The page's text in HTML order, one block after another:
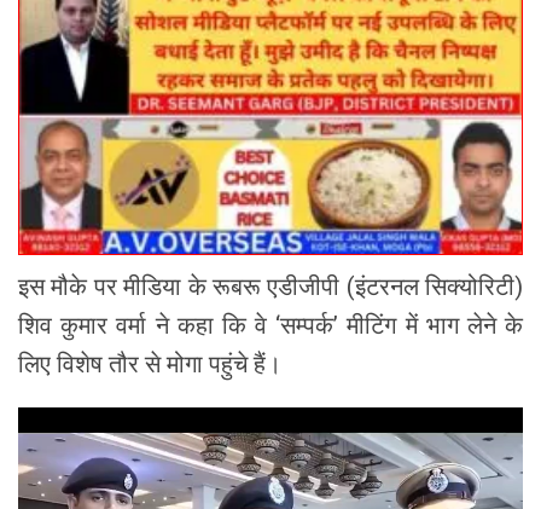
इस मौके पर मीडिया के रूबरू एडीजीपी (इंटरनल सिक्योरिटी)
शिव कुमार वर्मा ने कहा कि वे ‘सम्पर्क’ मीटिंग में भाग लेने के
लिए विशेष तौर से मोगा पहुंचे हैं।